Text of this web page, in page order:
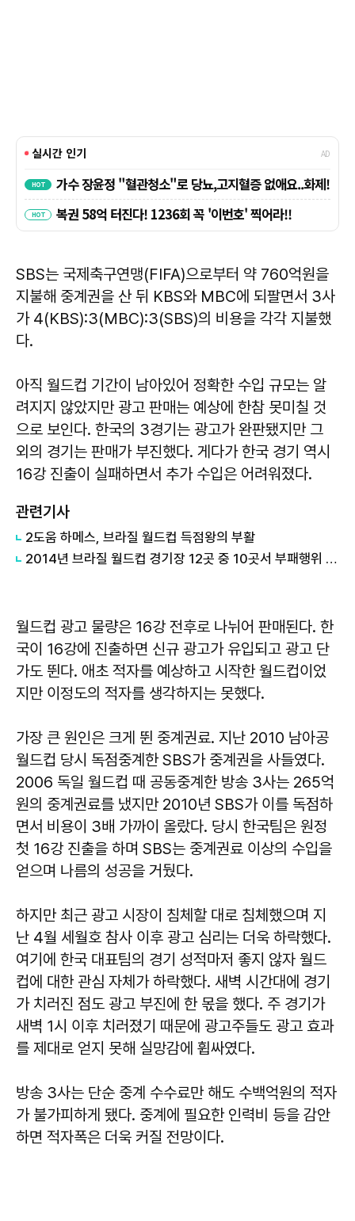
SBS는 국제축구연맹(FIFA)으로부터 약 760억원을
지불해 중계권을 산 뒤 KBS와 MBC에 되팔면서 3사
가 4(KBS):3(MBC):3(SBS)의 비용을 각각 지불했
다.
아직 월드컵 기간이 남아있어 정확한 수입 규모는 알
려지지 않았지만 광고 판매는 예상에 한참 못미칠 것
으로 보인다. 한국의 3경기는 광고가 완판됐지만 그
외의 경기는 판매가 부진했다. 게다가 한국 경기 역시
16강 진출이 실패하면서 추가 수입은 어려워졌다.
관련기사
2도움 하메스, 브라질 월드컵 득점왕의 부활
2014년 브라질 월드컵 경기장 12곳 중 10곳서 부패행위 확인
월드컵 광고 물량은 16강 전후로 나뉘어 판매된다. 한
국이 16강에 진출하면 신규 광고가 유입되고 광고 단
가도 뛴다. 애초 적자를 예상하고 시작한 월드컵이었
지만 이정도의 적자를 생각하지는 못했다.
가장 큰 원인은 크게 뛴 중계권료. 지난 2010 남아공
월드컵 당시 독점중계한 SBS가 중계권을 사들였다.
2006 독일 월드컵 때 공동중계한 방송 3사는 265억
원의 중계권료를 냈지만 2010년 SBS가 이를 독점하
면서 비용이 3배 가까이 올랐다. 당시 한국팀은 원정
첫 16강 진출을 하며 SBS는 중계권료 이상의 수입을
얻으며 나름의 성공을 거뒀다.
하지만 최근 광고 시장이 침체할 대로 침체했으며 지
난 4월 세월호 참사 이후 광고 심리는 더욱 하락했다.
여기에 한국 대표팀의 경기 성적마저 좋지 않자 월드
컵에 대한 관심 자체가 하락했다. 새벽 시간대에 경기
가 치러진 점도 광고 부진에 한 몫을 했다. 주 경기가
새벽 1시 이후 치러졌기 때문에 광고주들도 광고 효과
를 제대로 얻지 못해 실망감에 휩싸였다.
방송 3사는 단순 중계 수수료만 해도 수백억원의 적자
가 불가피하게 됐다. 중계에 필요한 인력비 등을 감안
하면 적자폭은 더욱 커질 전망이다.